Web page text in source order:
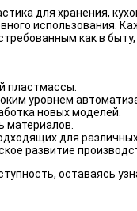
для хранения,
использования.
как в
пластмассы.
уровнем
новых моделей.
материалов.
для
развитие
оставаясь